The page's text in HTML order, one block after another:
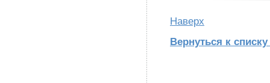
Наверх
Вернуться к списку